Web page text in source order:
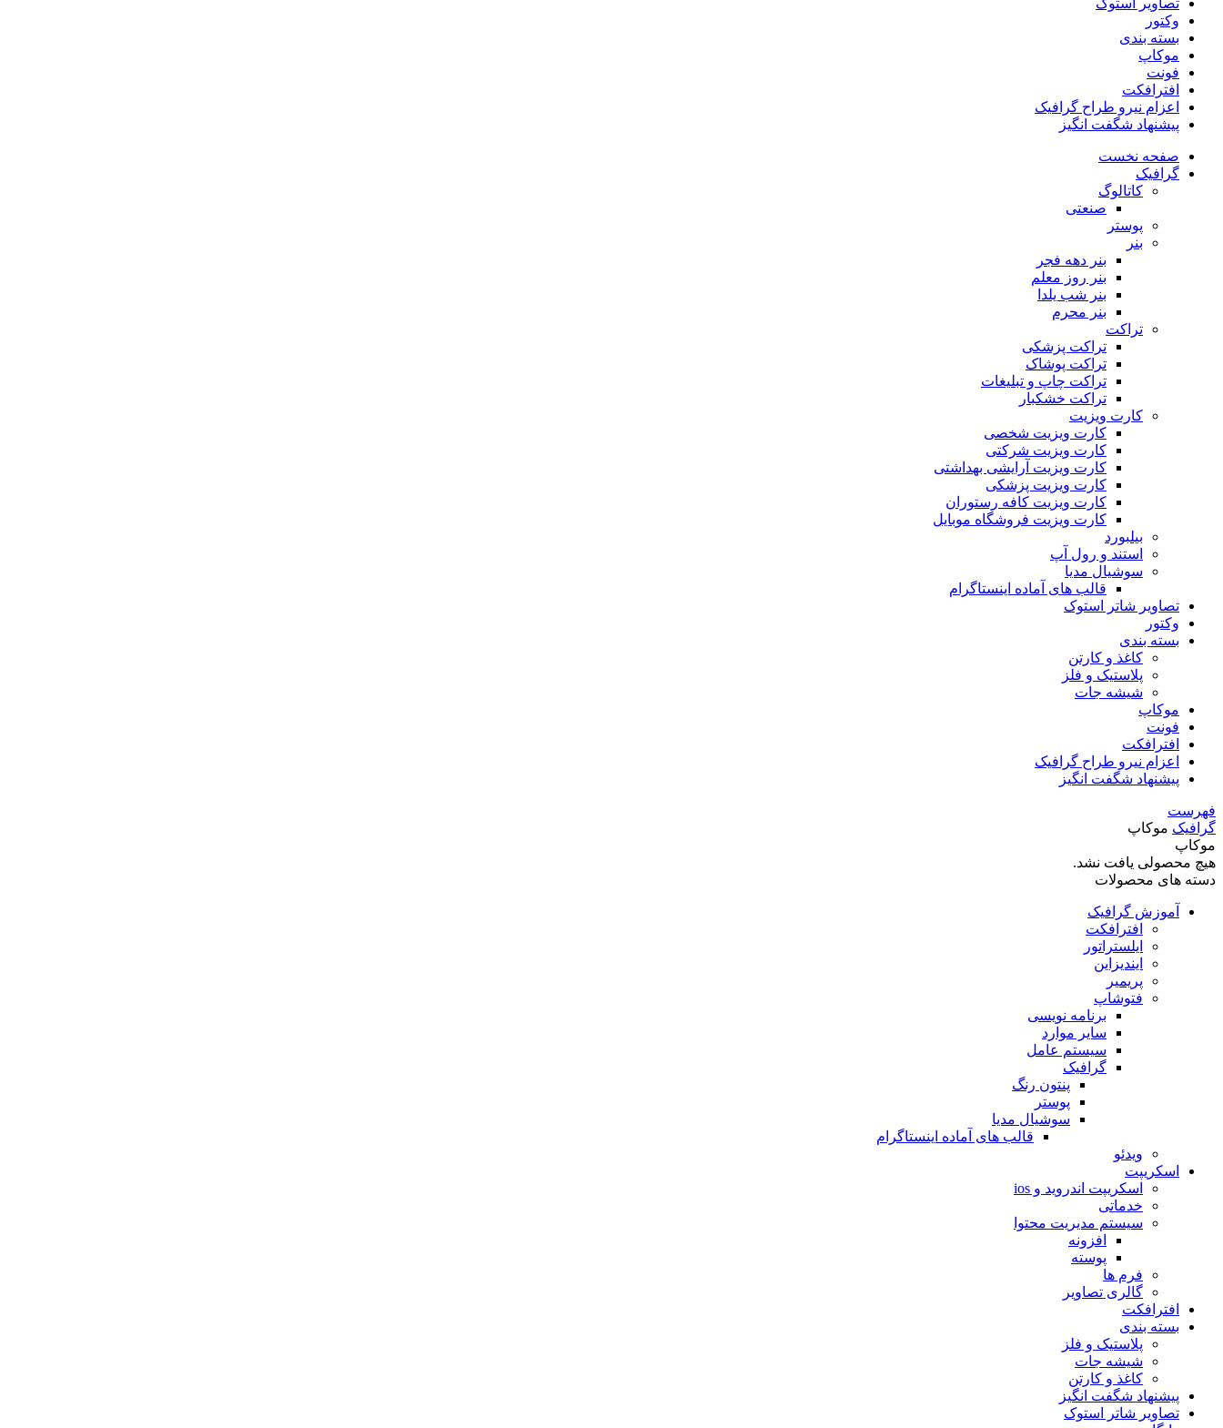
تصاویر استوک
وکتور
بسته بندی
موکاپ
فونت
افترافکت
اعزام نیرو طراح گرافیک
پیشنهاد شگفت انگیز
صفحه نخست
گرافیک
کاتالوگ
صنعتی
پوستر
بنر
بنر دهه فجر
بنر روز معلم
بنر شب یلدا
بنر محرم
تراکت
تراکت پزشکی
تراکت پوشاک
تراکت چاپ و تبلیغات
تراکت خشکبار
کارت ویزیت
کارت ویزیت شخصی
کارت ویزیت شرکتی
کارت ویزیت آرایشی بهداشتی
کارت ویزیت پزشکی
کارت ویزیت کافه رستوران
کارت ویزیت فروشگاه موبایل
بیلبورد
استند و رول آپ
سوشیال مدیا
قالب های آماده اینستاگرام
تصاویر شاتر استوک
وکتور
بسته بندی
کاغذ و کارتن
پلاستیک و فلز
شیشه جات
موکاپ
فونت
افترافکت
اعزام نیرو طراح گرافیک
پیشنهاد شگفت انگیز
فهرست
گرافیک موکاپ
موکاپ
هیچ محصولی یافت نشد.
دسته های محصولات
آموزش گرافیک
افترافکت
ایلستراتور
ایندیزاین
پریمیر
فتوشاپ
برنامه نویسی
سایر موارد
سیستم عامل
گرافیک
پنتون رنگ
پوستر
سوشیال مدیا
قالب های آماده اینستاگرام
ویدئو
اسکریپت
اسکریپت اندروید و ios
خدماتی
سیستم مدیریت محتوا
افزونه
پوسته
فرم ها
گالری تصاویر
افترافکت
بسته بندی
پلاستیک و فلز
شیشه جات
کاغذ و کارتن
پیشنهاد شگفت انگیز
تصاویر شاتر استوک